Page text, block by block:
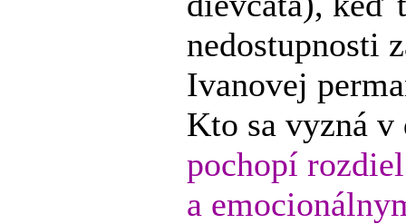
nedostupnosti
Ivanovej
Kto sa vyzná
pochopí
a